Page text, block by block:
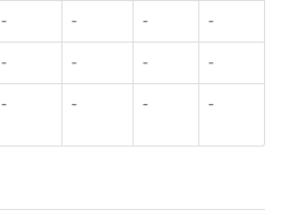
- - - -
- - - -
- - - -